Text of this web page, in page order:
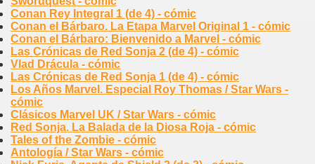
Conan Rey Integral 1 (de 4) - cómic
Conan el Bárbaro. La Etapa Marvel Original 1 - cómic
Conan el Bárbaro: Bienvenido a Marvel - cómic
Las Crónicas de Red Sonja 2 (de 4) - cómic
Vlad Drácula - cómic
Las Crónicas de Red Sonja 1 (de 4) - cómic
Los Años Marvel. Especial Roy Thomas / Star Wars -
cómic
Clásicos Marvel UK / Star Wars - cómic
Red Sonja. La Balada de la Diosa Roja - cómic
Tales of the Zombie - cómic
Antología / Star Wars - cómic